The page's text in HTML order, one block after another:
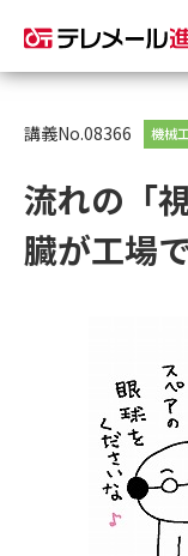
大学・短大の資料
大学・短大以外の
講義No.08366 機械
流れの「
臓が工場